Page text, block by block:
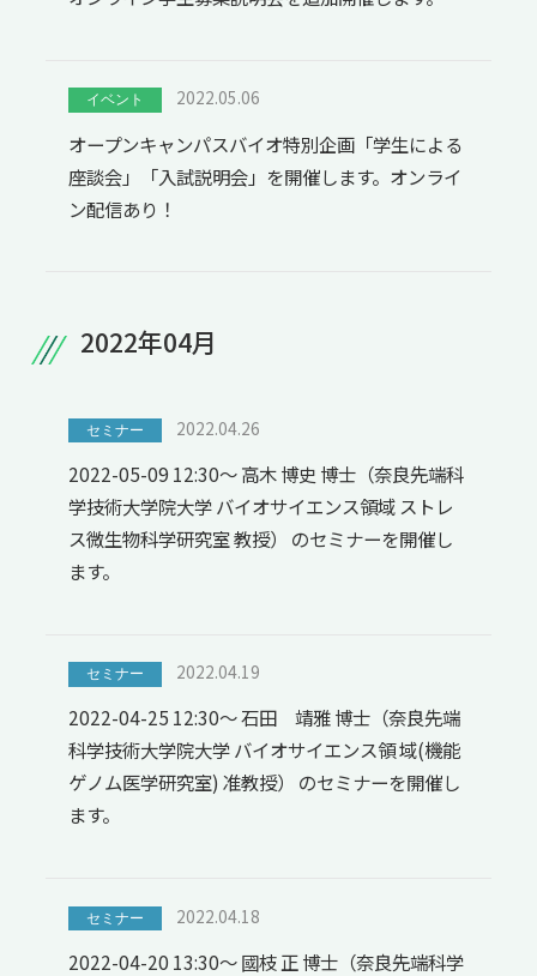
イベント 2022.05.06
オープンキャンパスバイオ特別企画「学生による
座談会」「入試説明会」を開催します。オンライ
ン配信あり！
2022年04月
セミナー 2022.04.26
2022-05-09 12:30～ 高木 博史 博士（奈良先端科
学技術大学院大学 バイオサイエンス領域 ストレ
ス微生物科学研究室 教授） のセミナーを開催し
ます。
セミナー 2022.04.19
2022-04-25 12:30～ 石田 靖雅 博士（奈良先端
科学技術大学院大学 バイオサイエンス領 域(機能
ゲノム医学研究室) 准教授） のセミナーを開催し
ます。
セミナー 2022.04.18
2022-04-20 13:30～ 國枝 正 博士（奈良先端科学